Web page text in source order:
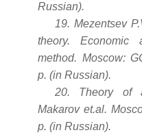
Russian).
19. Mezentsev
theory. Economic
method. Moscow:
p. (in Russian).
20. Theory of
Makarov et.al.
p. (in Russian).